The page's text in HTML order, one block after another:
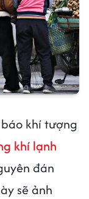
khí tượng
khí lạnh
đán
sẽ ảnh